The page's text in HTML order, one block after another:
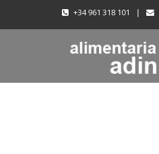
+34 961 318 101 |